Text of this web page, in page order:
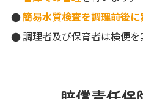
簡易水質検査を調理前後に
調理者及び保育者は検便を